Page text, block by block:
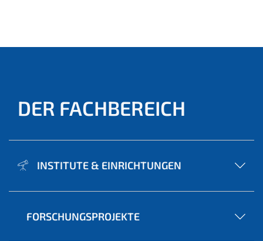
DER FACHBEREICH
INSTITUTE & EINRICHTUNGEN
FORSCHUNGSPROJEKTE